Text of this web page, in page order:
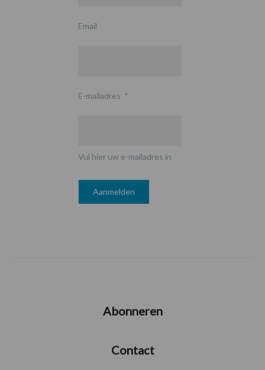
Email
E-mailadres *
Vul hier uw e-mailadres in
Abonneren
Contact